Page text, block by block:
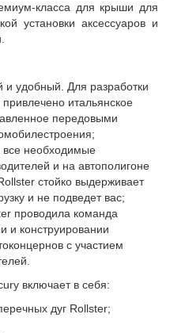
класса для крыши для
установки аксессуаров и
удобный. Для разработки
итальянское
передовыми
необходимые
и на автополигоне
стойко выдерживает
и не подведет вас;
проводила команда
и конструировании
с участием
включает в себя:
дуг Rollster;